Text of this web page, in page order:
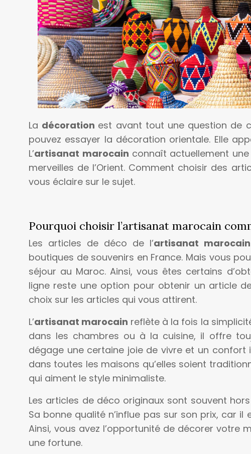
La décoration est avant tout une question de
pouvez essayer la décoration orientale. Elle
L’artisanat marocain connaît actuellement
merveilles de l’Orient. Comment choisir des
vous éclaire sur le sujet.
Pourquoi choisir l’artisanat marocain
Les articles de déco de l’artisanat marocain
boutiques de souvenirs en France. Mais vous
séjour au Maroc. Ainsi, vous êtes certains
ligne reste une option pour obtenir un article
choix sur les articles qui vous attirent.
L’artisanat marocain reflète à la fois la
dans les chambres ou à la cuisine, il offre
dégage une certaine joie de vivre et un confort
dans toutes les maisons qu’elles soient
qui aiment le style minimaliste.
Les articles de déco originaux sont souvent
Sa bonne qualité n’influe pas sur son prix, car
Ainsi, vous avez l’opportunité de décorer votre
une fortune.